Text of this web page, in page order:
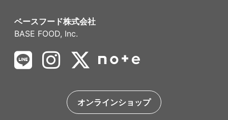
ベースフード株式会社
BASE FOOD, Inc.
オンラインショップ